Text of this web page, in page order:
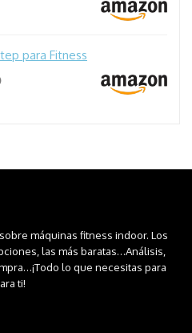
para Fitness
máquinas fitness indoor. Los
las más baratas…Análisis,
lo que necesitas para
ti!